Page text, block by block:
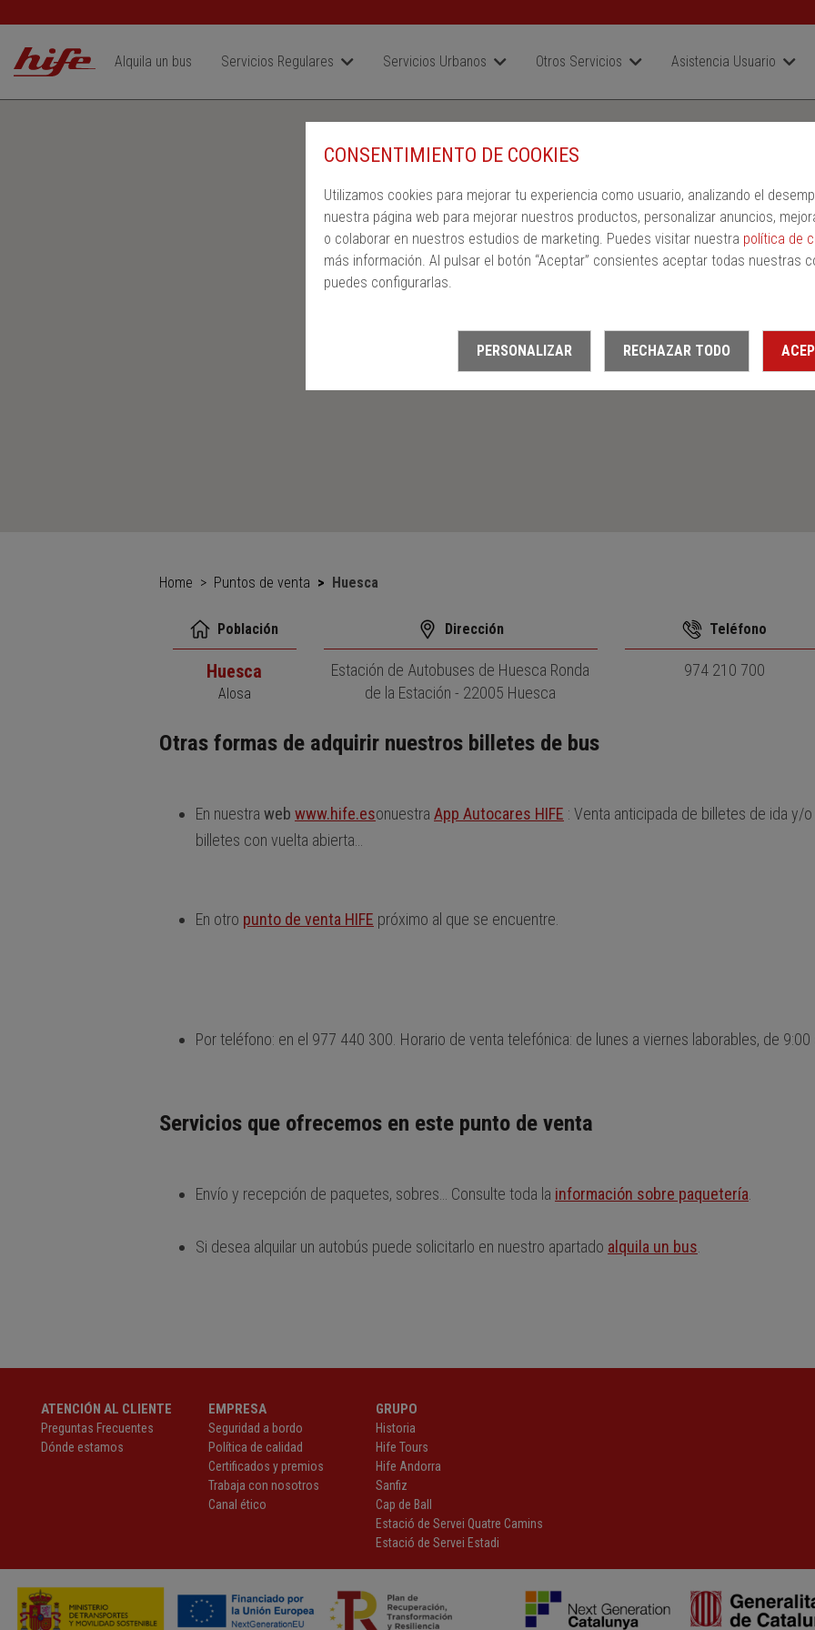
CONSENTIMIENTO DE COOKIES
Utilizamos cookies para mejorar tu experiencia como usuario, analizando el
nuestra página web para mejorar nuestros productos, personalizar anuncios,
o colaborar en nuestros estudios de marketing. Puedes visitar nuestra política de
más información. Al pulsar el botón “Aceptar” consientes aceptar todas nuestras
puedes configurarlas.
PERSONALIZAR RECHAZAR TODO
Alquila un bus Servicios Regulares Servicios Urbanos Otros Servicios Asistencia Usuario
Home Puntos de venta Huesca
Población
Huesca
Alosa
Dirección
Estación de Autobuses de Huesca Ronda
de la Estación - 22005 Huesca
Teléfono
974 210 700
Otras formas de adquirir nuestros billetes de bus
En nuestra web www.hife.esonuestra App Autocares HIFE : Venta anticipada de billetes de ida y/
billetes con vuelta abierta…
En otro punto de venta HIFE próximo al que se encuentre.
Por teléfono: en el 977 440 300. Horario de venta telefónica: de lunes a viernes laborables, de
Servicios que ofrecemos en este punto de venta
Envío y recepción de paquetes, sobres… Consulte toda la información sobre paquetería.
Si desea alquilar un autobús puede solicitarlo en nuestro apartado alquila un bus.
ATENCIÓN AL CLIENTE
Preguntas Frecuentes
Dónde estamos
EMPRESA
Seguridad a bordo
Política de calidad
Certificados y premios
Trabaja con nosotros
Canal ético
GRUPO
Historia
Hife Tours
Hife Andorra
Sanfiz
Cap de Ball
Estació de Servei Quatre Camins
Estació de Servei Estadi